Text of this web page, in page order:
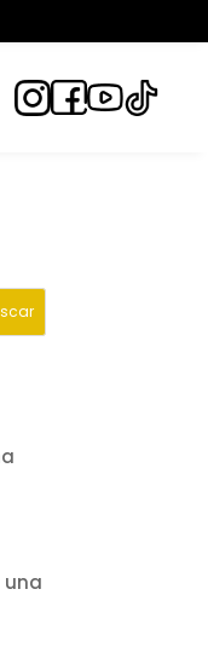
una